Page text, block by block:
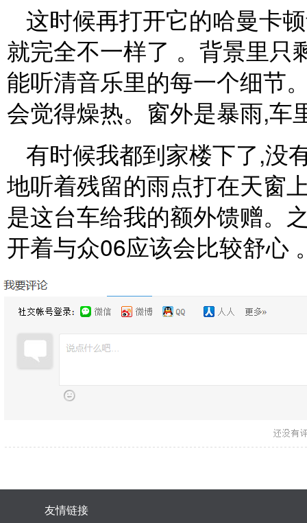
这时候再打开它的哈曼卡
就完全不一样了 。背景里只
能听清音乐里的每一个细节
会觉得燥热。窗外是暴雨,车
有时候我都到家楼下了,没
地听着残留的雨点打在天窗
是这台车给我的额外馈赠。
开着与众06应该会比较舒心
友情链接